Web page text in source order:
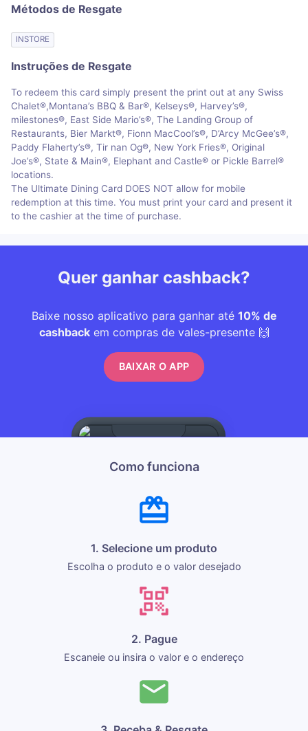
Métodos de Resgate
INSTORE
Instruções de Resgate
To redeem this card simply present the print out at any Swiss
Chalet®,Montana’s BBQ & Bar®, Kelseys®, Harvey’s®,
milestones®, East Side Mario’s®, The Landing Group of
Restaurants, Bier Markt®, Fionn MacCool’s®, D’Arcy McGee’s®,
Paddy Flaherty’s®, Tir nan Og®, New York Fries®, Original
Joe’s®, State & Main®, Elephant and Castle® or Pickle Barrel®
locations.
The Ultimate Dining Card DOES NOT allow for mobile
redemption at this time. You must print your card and present it
to the cashier at the time of purchase.
Quer ganhar cashback?
Baixe nosso aplicativo para ganhar até 10% de
cashbackem compras de vales-presente 🙌
BAIXAR O APP
Como funciona
1. Selecione um produto
Escolha o produto e o valor desejado
2. Pague
Escaneie ou insira o valor e o endereço